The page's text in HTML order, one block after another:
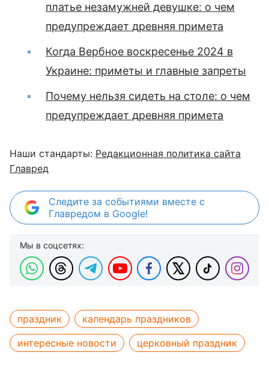
платье незамужней девушке: о чем
предупреждает древняя примета
Когда Вербное воскресенье 2024 в
Украине: приметы и главные запреты
Почему нельзя сидеть на столе: о чем
предупреждает древняя примета
Наши стандарты: Редакционная политика сайта
Главред
Следите за событиями вместе с
Главредом в Google!
Мы в соцсетях:
праздник
календарь праздников
интересные новости
церковный праздник